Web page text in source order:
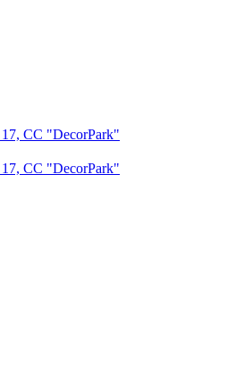
17, CC "DecorPark"
17, CC "DecorPark"